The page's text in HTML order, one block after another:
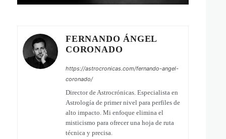
FERNANDO ÁNGEL
CORONADO
https://astrocronicas.com/fernando-angel-
coronado/
Director de Astrocrónicas. Especialista en
Astrología de primer nivel para perfiles de
alto impacto. Mi enfoque elimina el
misticismo para ofrecer una hoja de ruta
técnica y precisa.